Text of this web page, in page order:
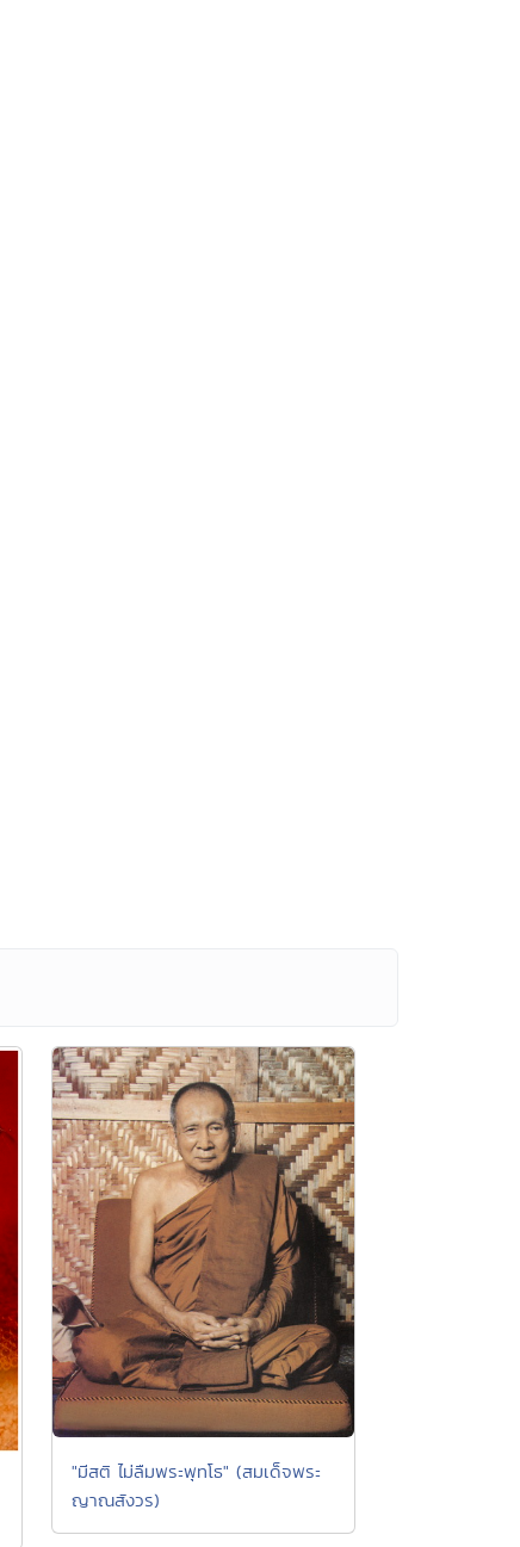
"มีสติ ไม่ลืมพระพุทโธ" (สมเด็จพระ
ญาณสังวร)